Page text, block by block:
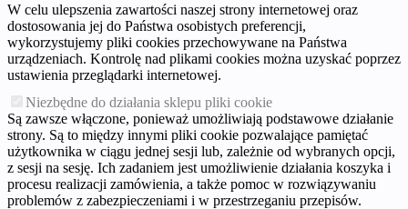
W celu ulepszenia zawartości naszej strony internetowej oraz
dostosowania jej do Państwa osobistych preferencji,
wykorzystujemy pliki cookies przechowywane na Państwa
urządzeniach. Kontrolę nad plikami cookies można uzyskać poprzez
ustawienia przeglądarki internetowej.
Niezbędne do działania sklepu pliki cookie
Są zawsze włączone, ponieważ umożliwiają podstawowe działanie
strony. Są to między innymi pliki cookie pozwalające pamiętać
użytkownika w ciągu jednej sesji lub, zależnie od wybranych opcji,
z sesji na sesję. Ich zadaniem jest umożliwienie działania koszyka i
procesu realizacji zamówienia, a także pomoc w rozwiązywaniu
problemów z zabezpieczeniami i w przestrzeganiu przepisów.